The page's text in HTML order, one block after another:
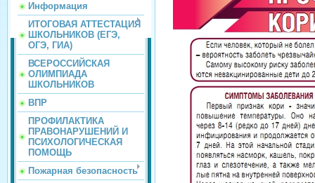
Информация
ИТОГОВАЯ АТТЕСТАЦИЯ
ШКОЛЬНИКОВ (ЕГЭ,
ОГЭ, ГИА)
ВСЕРОССИЙСКАЯ
ОЛИМПИАДА
ШКОЛЬНИКОВ
ВПР
ПРОФИЛАКТИКА
ПРАВОНАРУШЕНИЙ И
ПСИХОЛОГИЧЕСКАЯ
ПОМОЩЬ
Пожарная безопасность